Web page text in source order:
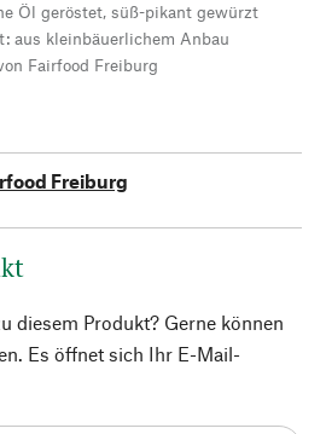
Öl geröstet, süß-pikant gewürzt
aus kleinbäuerlichem Anbau
Fairfood Freiburg
Freiburg
diesem Produkt? Gerne können
Es öffnet sich Ihr E-Mail-